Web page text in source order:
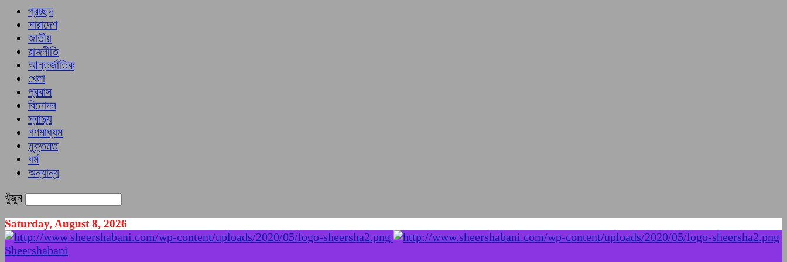
প্রচ্ছদ
সারাদেশ
জাতীয়
রাজনীতি
আন্তর্জাতিক
খেলা
প্রবাস
বিনোদন
স্বাস্থ্য
গণমাধ্যম
মুক্তমত
ধর্ম
অন্যান্য
খুঁজুন
Saturday, August 8, 2026
Sheershabani